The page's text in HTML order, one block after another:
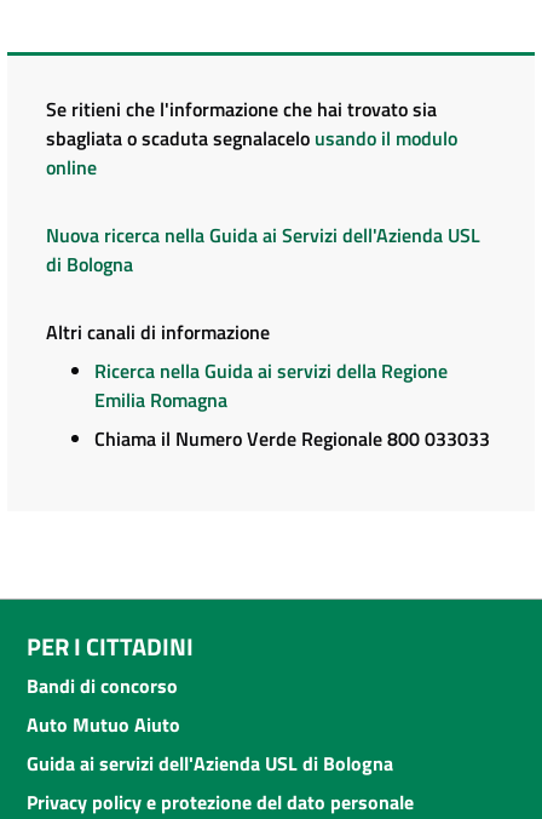
Se ritieni che l'informazione che hai trovato sia
sbagliata o scaduta segnalacelo usando il modulo
online
Nuova ricerca nella Guida ai Servizi dell'Azienda USL
di Bologna
Altri canali di informazione
Ricerca nella Guida ai servizi della Regione
Emilia Romagna
Chiama il Numero Verde Regionale 800 033033
PER I CITTADINI
Bandi di concorso
Auto Mutuo Aiuto
Guida ai servizi dell'Azienda USL di Bologna
Privacy policy e protezione del dato personale